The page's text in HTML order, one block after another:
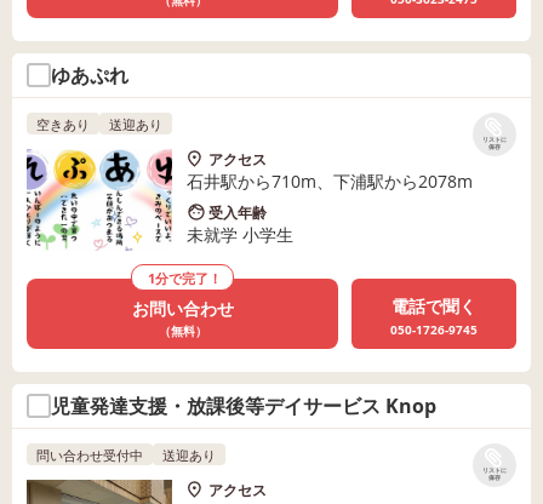
ゆあぷれ
リストに
保存
空きあり 送迎あり
アクセス
石井駅から710m、下浦駅から2078m
受入年齢
未就学 小学生
1分で完了！
お問い合わせ
（無料）
電話で聞く
050-1726-9745
児童発達支援・放課後等デイサービス Knop
リストに
保存
問い合わせ受付中 送迎あり
アクセス